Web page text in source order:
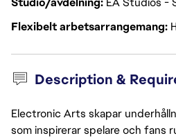
Flexibelt arbetsarrangemang
Description &
Electronic Arts skapar
som inspirerar spelare och fans